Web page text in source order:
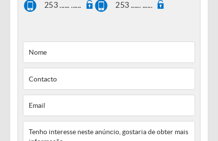
253 ...... ...... 253 ...... ......